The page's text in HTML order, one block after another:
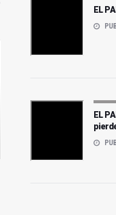
EL PALOMAR |
Virgen de la
EL
EL